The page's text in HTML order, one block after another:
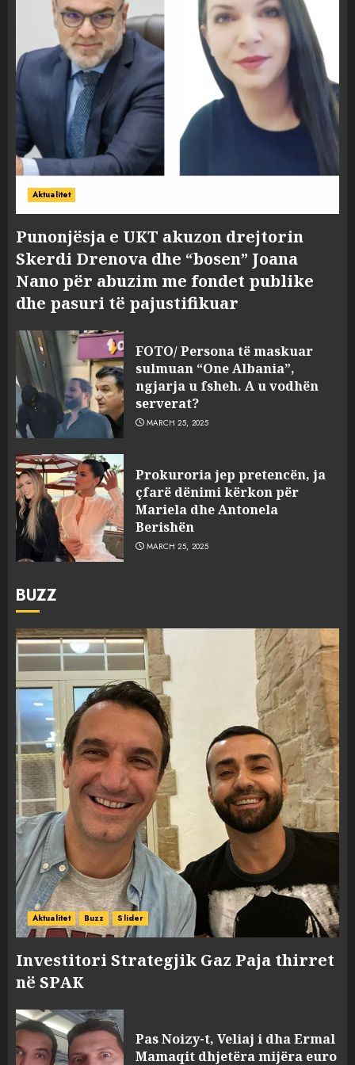
Aktualitet
Punonjësja e UKT akuzon drejtorin
Skerdi Drenova dhe “bosen” Joana
Nano për abuzim me fondet publike
dhe pasuri të pajustifikuar
FOTO/ Persona të maskuar
sulmuan “One Albania”,
ngjarja u fsheh. A u vodhën
serverat?
MARCH 25, 2025
Prokuroria jep pretencën, ja
çfarë dënimi kërkon për
Mariela dhe Antonela
Berishën
MARCH 25, 2025
BUZZ
Aktualitet Buzz Slider
Investitori Strategjik Gaz Paja thirret
në SPAK
Pas Noizy-t, Veliaj i dha Ermal
Mamaqit dhjetëra mijëra euro
sulmuan “One Albania”,
ngjarja u fsheh. A u vodhën